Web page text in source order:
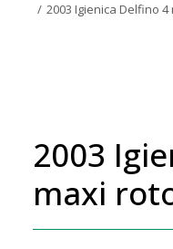
2003 Igienica Delfino
2003
maxi